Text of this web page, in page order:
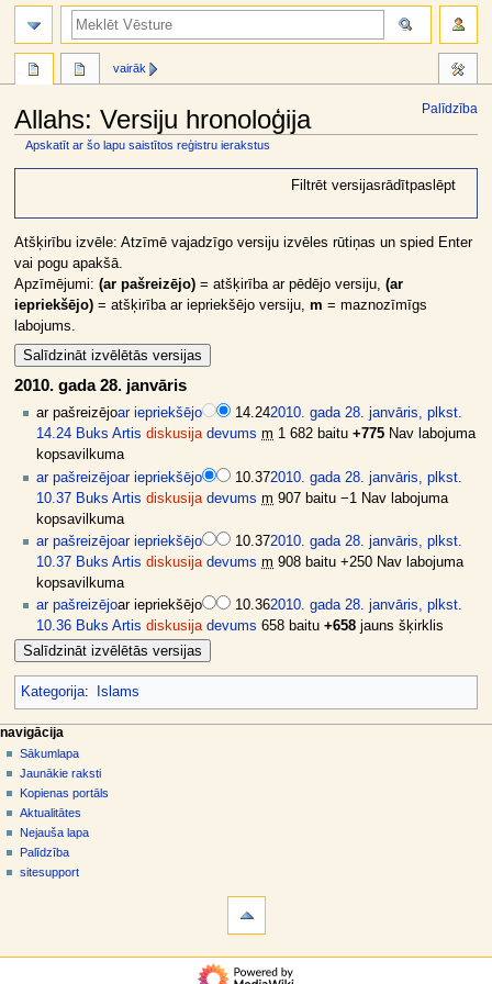
Palīdzība
Allahs: Versiju hronoloģija
Apskatīt ar šo lapu saistītos reģistru ierakstus
navigation
search
Filtrēt versijasrādītpaslēpt
Atšķirību izvēle: Atzīmē vajadzīgo versiju izvēles rūtiņas un spied Enter
vai pogu apakšā.
Apzīmējumi: (ar pašreizējo)= atšķirība ar pēdējo versiju, (ar
iepriekšējo)= atšķirība ar iepriekšējo versiju, m = maznozīmīgs
labojums.
2010. gada 28. janvāris
ar pašreizējoar iepriekšējo 14.242010. gada 28. janvāris, plkst.
14.24 Buks Artis diskusija devums m 1 682 baitu +775 Nav labojuma
kopsavilkuma
ar pašreizējoar iepriekšējo 10.372010. gada 28. janvāris, plkst.
10.37 Buks Artis diskusija devums m 907 baitu −1
Nav labojuma
kopsavilkuma
ar pašreizējoar iepriekšējo 10.372010. gada 28. janvāris, plkst.
10.37 Buks Artis diskusija devums m 908 baitu +250 Nav labojuma
kopsavilkuma
ar pašreizējoar iepriekšējo 10.362010. gada 28. janvāris, plkst.
10.36 Buks Artis diskusija devums 658 baitu +658 jauns šķirklis
Kategorija: Islams
N
a
v
g
ā
c
a
lapas darbības
raksts
diskusija
skatīt
aplūkot
kodu
vēsture
vairāk
dalībnieka rīki
pieslēgties
navigācija
Sākumlapa
Jaunākie raksti
Kopienas portāls
Aktualitātes
Nejauša lapa
Palīdzība
sitesupport
meklēt
navigācija